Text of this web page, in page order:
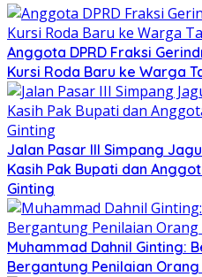
Anggota DPRD Fraksi
Kursi Roda Baru ke Warga
Jalan Pasar III Simpang
Kasih Pak Bupati dan
Ginting
Muhammad Dahnil Ginting:
Bergantung Penilaian Orang